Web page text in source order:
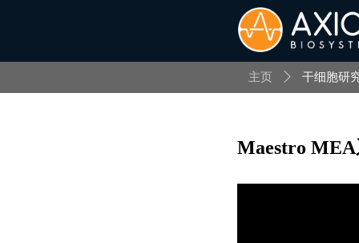
Maestro
主页 ꄲ 干细胞研